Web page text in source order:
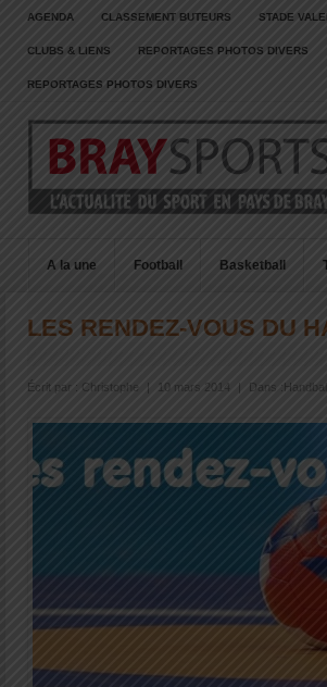
AGENDA CLASSEMENT BUTEURS STADE
CLUBS & LIENS REPORTAGES PHOTOS DIVERS
REPORTAGES PHOTOS DIVERS
A la une Football Basketball
LES RENDEZ-VOUS DU
Écrit par : Christophe 10 mars 2014 | Dans :